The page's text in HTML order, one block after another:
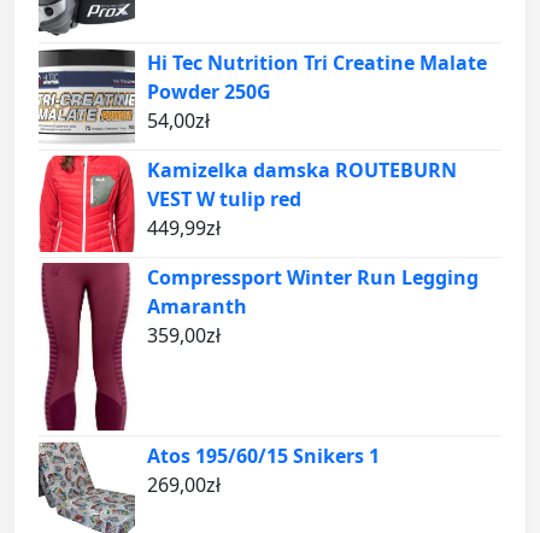
Hi Tec Nutrition Tri Creatine Malate
Powder 250G
54,00zł
Kamizelka damska ROUTEBURN
VEST W tulip red
449,99zł
Compressport Winter Run Legging
Amaranth
359,00zł
Atos 195/60/15 Snikers 1
269,00zł